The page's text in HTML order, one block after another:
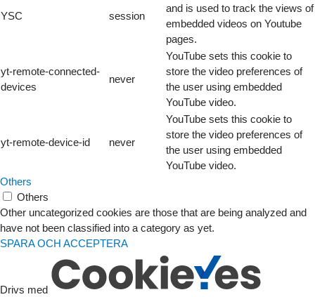
YSC session
and is used to track the views of
embedded videos on Youtube
pages.
yt-remote-connected-
devices
never
YouTube sets this cookie to
store the video preferences of
the user using embedded
YouTube video.
yt-remote-device-id never
YouTube sets this cookie to
store the video preferences of
the user using embedded
YouTube video.
Others
Others
Other uncategorized cookies are those that are being analyzed and
have not been classified into a category as yet.
SPARA OCH ACCEPTERA
Drivs med